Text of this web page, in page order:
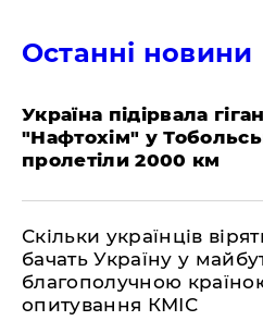
Останні новини
Україна підірвала
"Нафтохім" у
пролетіли 2000 км
Скільки українців
бачать Україну у
благополучною
опитування КМІС